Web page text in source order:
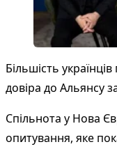
Більшість
довіра до Альянсу
Спільнота у Нова
опитування, яке